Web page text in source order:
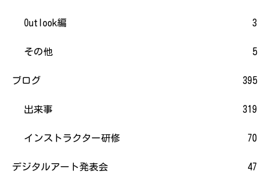
Outlook編 3
その他 5
ブログ 395
出来事 319
インストラクター研修 70
デジタルアート発表会 47